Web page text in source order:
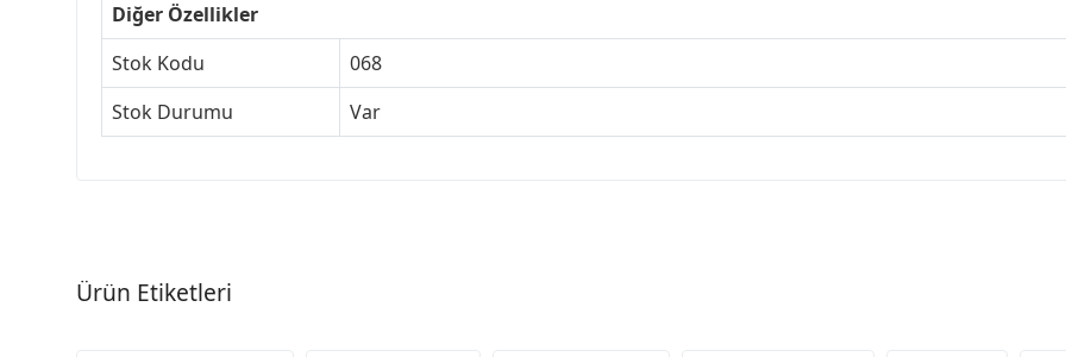
Diğer Özellikler
Stok Kodu
068
Stok Durumu
Var
Ürün Etiketleri